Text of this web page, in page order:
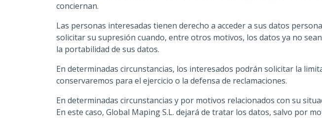
conciernan.
Las personas interesadas tienen derecho a acceder a sus datos
solicitar su supresión cuando, entre otros motivos, los datos ya no
la portabilidad de sus datos.
En determinadas circunstancias, los interesados podrán solicitar la
conservaremos para el ejercicio o la defensa de reclamaciones.
En determinadas circunstancias y por motivos relacionados con su
En este caso, Global Maping S.L. dejará de tratar los datos, salvo por